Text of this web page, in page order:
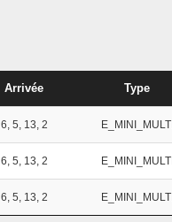
Arrivée Type
6, 5, 13, 2 E_MINI_MULTI
6, 5, 13, 2 E_MINI_MULTI
6, 5, 13, 2 E_MINI_MULTI